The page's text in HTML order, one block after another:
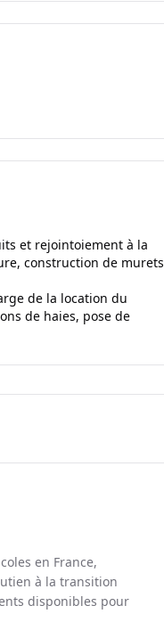
et rejointoiement à la
construction de murets
de la location du
de haies, pose de
en France,
à la transition
disponibles pour